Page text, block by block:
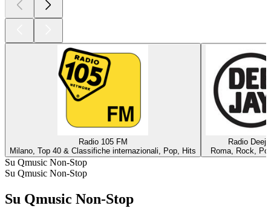
Radio 105 FM
Milano, Top 40 & Classifiche internazionali, Pop, Hits
Radio
Roma, Rock,
Su Qmusic Non-Stop
Su Qmusic Non-Stop
Su Qmusic Non-Stop